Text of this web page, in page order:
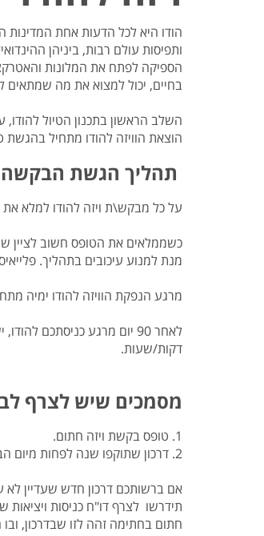
טיסות אל על
המדריך למטייל באיי סיישל
המדריך למטייל בזנזיבר
המדריך למטייל ביפן
הודו היא לכל הדעות אחת המדינות
ותפיסות עולם רבות, ביניהן
הספיקה לפתח את המלונות
בחיים, יכול למצוא את מה שמתאים
השלב הראשון בתכנון הטיול להודו,
הוצאת הוויזה להודו מתחיל בהגשת
תהליך הגשת הבקשה
על כל מבקש\ת ויזה להודו למלא
מנת למנוע עיכובים בתהליך.
מרגע הנפקת הוויזה להודו ימיה
לאחר 90 יום מרגע
דקות/שעות.
מסמכים שיש לצרף
1. טופס בקשת ויזה חתום.
2. דרכון שתוקפו שנה לפחות מיום הבקשה לוויזה עם 2 דפים ריקים לצורך הנפקת אשרה.
אם ברשותכם דרכון חדש שעדיין לא
תידרשו לצרף דו"ח כניסות
חתום בחתימה זהה לזו שבדרכון,